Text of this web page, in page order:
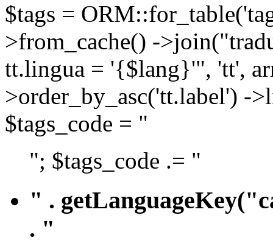
$tags =
>from_cache() -
tt.lingua = '{$lang}'", 'tt',
>order_by_asc('tt.label') -
$tags_code = "
"; $tags_code .= "
" .
. "